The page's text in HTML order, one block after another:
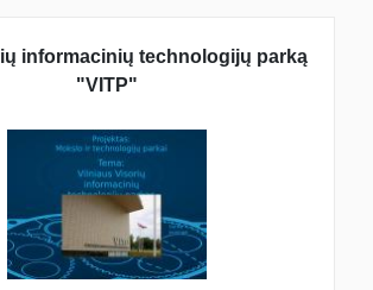
informacinių technologijų parką
"VITP"